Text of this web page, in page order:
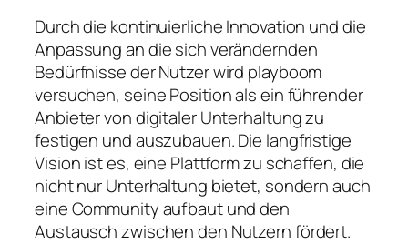
Durch die kontinuierliche Innovation und die
Anpassung an die sich verändernden
Bedürfnisse der Nutzer wird playboom
versuchen, seine Position als ein führender
Anbieter von digitaler Unterhaltung zu
festigen und auszubauen. Die langfristige
Vision ist es, eine Plattform zu schaffen, die
nicht nur Unterhaltung bietet, sondern auch
eine Community aufbaut und den
Austausch zwischen den Nutzern fördert.